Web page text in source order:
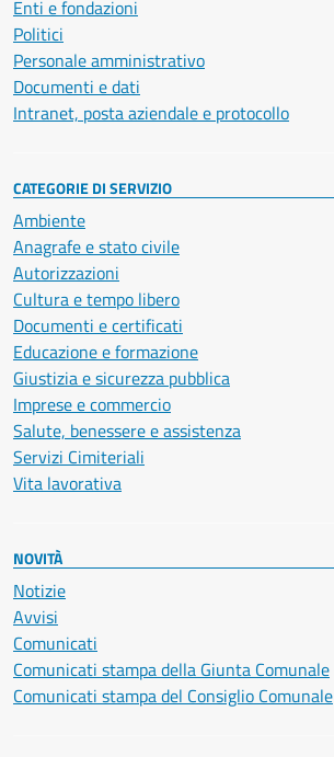
Enti e fondazioni
Politici
Personale amministrativo
Documenti e dati
Intranet, posta aziendale e protocollo
CATEGORIE DI SERVIZIO
Ambiente
Anagrafe e stato civile
Autorizzazioni
Cultura e tempo libero
Documenti e certificati
Educazione e formazione
Giustizia e sicurezza pubblica
Imprese e commercio
Salute, benessere e assistenza
Servizi Cimiteriali
Vita lavorativa
NOVITÀ
Notizie
Avvisi
Comunicati
Comunicati stampa della Giunta Comunale
Comunicati stampa del Consiglio Comunale